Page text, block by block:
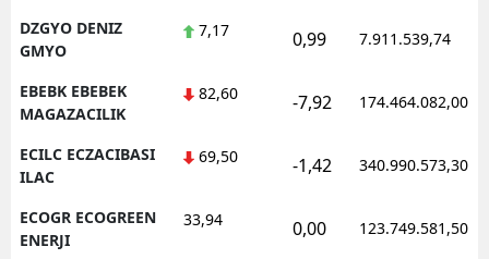
DZGYO DENIZ
GMYO
7,17 0,99 7.911.539,74
EBEBK EBEBEK
MAGAZACILIK
82,60 -7,92 174.464.082,00
ECILC ECZACIBASI
ILAC
69,50 -1,42 340.990.573,30
ECOGR ECOGREEN
ENERJI
33,94 0,00 123.749.581,50